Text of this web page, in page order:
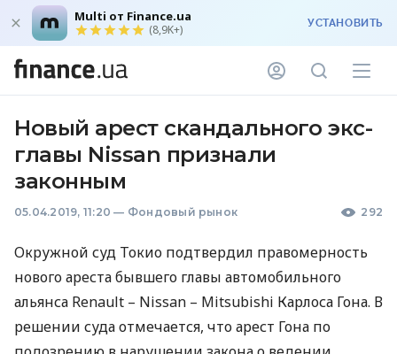
Multi от Finance.ua
(8,9K+) УСТАНОВИТЬ
Новый арест скандального экс-
главы Nissan признали
законным
05.04.2019, 11:20 — Фондовый рынок 292
Окружной суд Токио подтвердил правомерность
нового ареста бывшего главы автомобильного
альянса Renault – Nissan – Mitsubishi Карлоса Гона. В
решении суда отмечается, что арест Гона по